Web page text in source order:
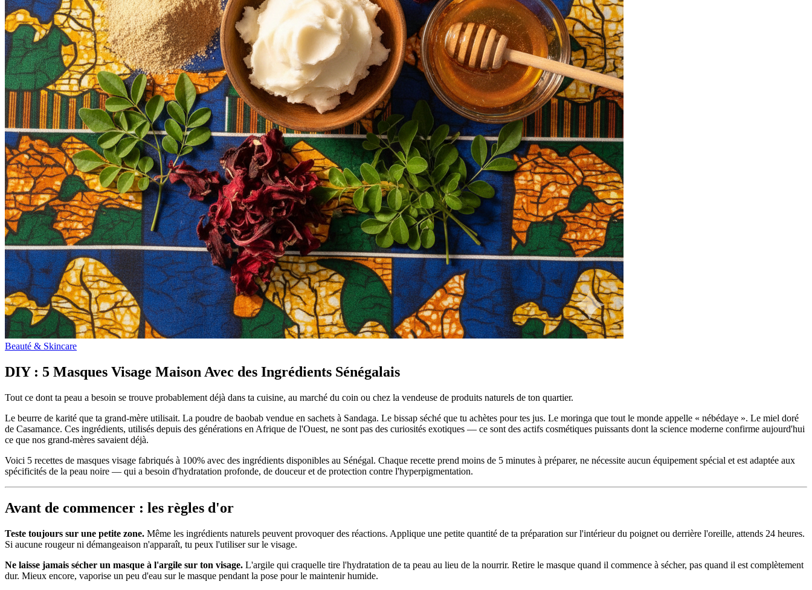
Beauté & Skincare
DIY : 5 Masques Visage Maison Avec des Ingrédients Sénégalais
Tout ce dont ta peau a besoin se trouve probablement déjà dans ta cuisine, au marché du coin ou chez la vendeuse de produits naturels de ton quartier.
Le beurre de karité que ta grand-mère utilisait. La poudre de baobab vendue en sachets à Sandaga. Le bissap séché que tu achètes pour tes jus. Le moringa que tout le monde appelle « nébédaye ». Le miel doré
de Casamance. Ces ingrédients, utilisés depuis des générations en Afrique de l'Ouest, ne sont pas des curiosités exotiques — ce sont des actifs cosmétiques puissants dont la science moderne confirme aujourd'hui
ce que nos grand-mères savaient déjà.
Voici 5 recettes de masques visage fabriqués à 100% avec des ingrédients disponibles au Sénégal. Chaque recette prend moins de 5 minutes à préparer, ne nécessite aucun équipement spécial et est adaptée aux
spécificités de la peau noire — qui a besoin d'hydratation profonde, de douceur et de protection contre l'hyperpigmentation.
Avant de commencer : les règles d'or
Teste toujours sur une petite zone. Même les ingrédients naturels peuvent provoquer des réactions. Applique une petite quantité de ta préparation sur l'intérieur du poignet ou derrière l'oreille, attends 24 heures.
Si aucune rougeur ni démangeaison n'apparaît, tu peux l'utiliser sur le visage.
Ne laisse jamais sécher un masque à l'argile sur ton visage. L'argile qui craquelle tire l'hydratation de ta peau au lieu de la nourrir. Retire le masque quand il commence à sécher, pas quand il est complètement
dur. Mieux encore, vaporise un peu d'eau sur le masque pendant la pose pour le maintenir humide.